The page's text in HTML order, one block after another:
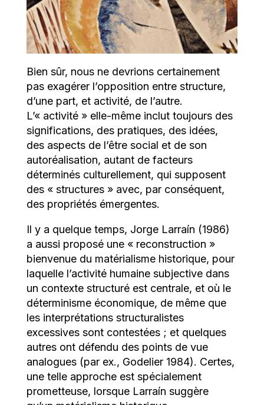
Bien sûr, nous ne devrions certainement
pas exagérer l’opposition entre structure,
d’une part, et activité, de l’autre.
L’« activité » elle-même inclut toujours des
significations, des pratiques, des idées,
des aspects de l’être social et de son
autoréalisation, autant de facteurs
déterminés culturellement, qui supposent
des « structures » avec, par conséquent,
des propriétés émergentes.
Il y a quelque temps, Jorge Larraín (1986)
a aussi proposé une « reconstruction »
bienvenue du matérialisme historique, pour
laquelle l’activité humaine subjective dans
un contexte structuré est centrale, et où le
déterminisme économique, de même que
les interprétations structuralistes
excessives sont contestées ; et quelques
autres ont défendu des points de vue
analogues (par ex., Godelier 1984). Certes,
une telle approche est spécialement
prometteuse, lorsque Larraín suggère